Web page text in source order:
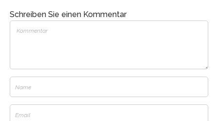
Schreiben Sie einen Kommentar